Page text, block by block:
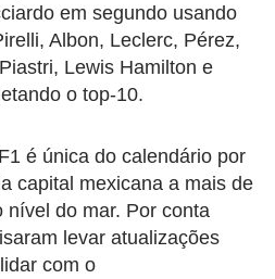
em segundo usando
Albon, Leclerc, Pérez,
Lewis Hamilton e
o top-10.
é única do calendário por
capital mexicana a mais de
nível do mar. Por conta
levar atualizações
com o